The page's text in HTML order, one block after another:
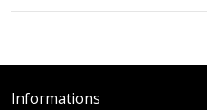
Informations